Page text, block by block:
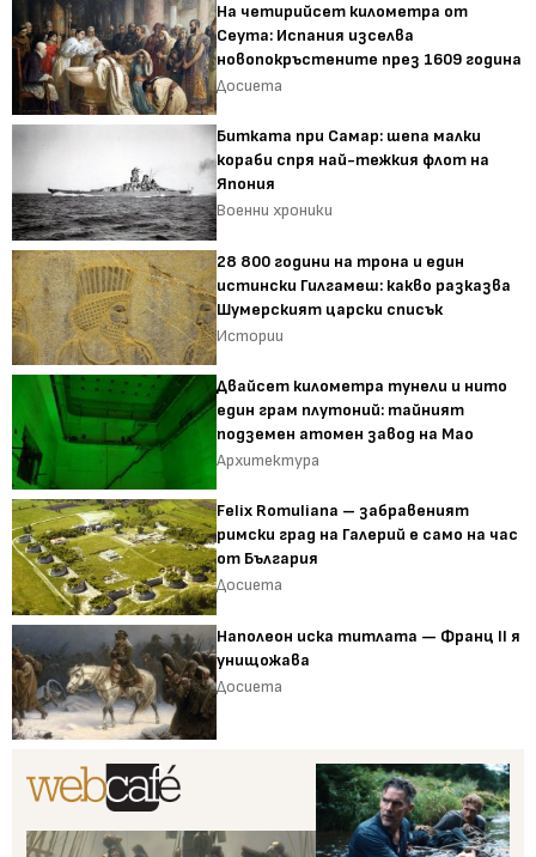
На четирийсет километра от
Сеута: Испания изселва
новопокръстените през 1609 година
Досиета
Битката при Самар: шепа малки
кораби спря най-тежкия флот на
Япония
Военни хроники
28 800 години на трона и един
истински Гилгамеш: какво разказва
Шумерският царски списък
Истории
Двайсет километра тунели и нито
един грам плутоний: тайният
подземен атомен завод на Мао
Архитектура
Felix Romuliana – забравеният
римски град на Галерий е само на час
от България
Досиета
Наполеон иска титлата — Франц II я
унищожава
Досиета